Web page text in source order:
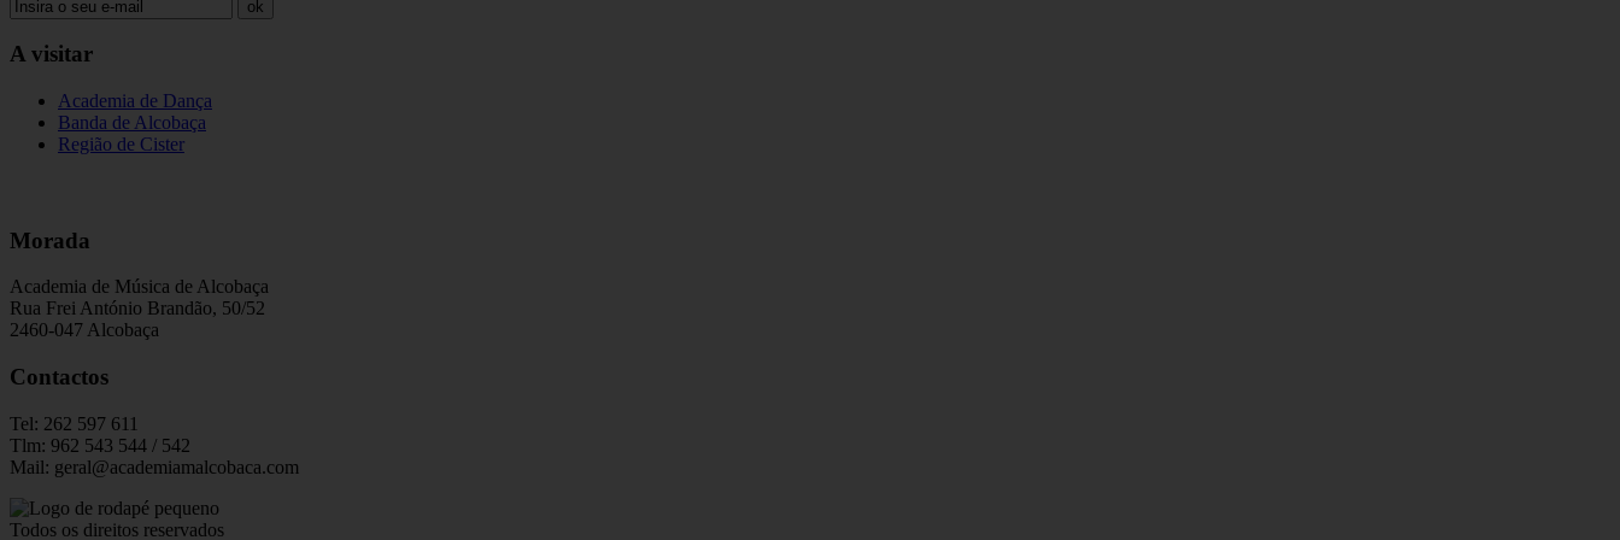
ok
A visitar
Academia de Dança
Banda de Alcobaça
Região de Cister
Morada
Academia de Música de Alcobaça
Rua Frei António Brandão, 50/52
2460-047 Alcobaça
Contactos
Tel: 262 597 611
Tlm: 962 543 544 / 542
Mail: geral@academiamalcobaca.com
Todos os direitos reservados